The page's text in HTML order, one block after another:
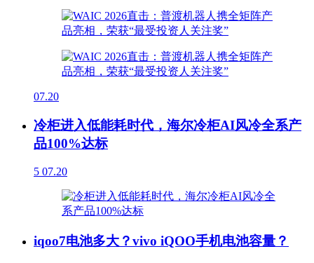
07.20
冷柜进入低能耗时代，海尔冷柜AI风冷全系产
品100%达标
5 07.20
iqoo7电池多大？vivo iQOO手机电池容量？